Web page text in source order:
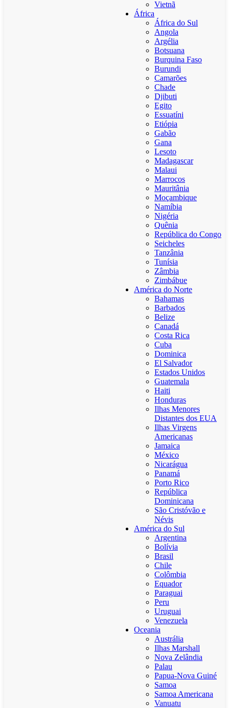
Vietnã
África
África do Sul
Angola
Argélia
Botsuana
Burquina Faso
Burundi
Camarões
Chade
Djibuti
Egito
Essuatíni
Etiópia
Gabão
Gana
Lesoto
Madagascar
Malaui
Marrocos
Mauritânia
Moçambique
Namíbia
Nigéria
Quênia
República do Congo
Seicheles
Tanzânia
Tunísia
Zâmbia
Zimbábue
América do Norte
Bahamas
Barbados
Belize
Canadá
Costa Rica
Cuba
Dominica
El Salvador
Estados Unidos
Guatemala
Haiti
Honduras
Ilhas Menores
Distantes dos EUA
Ilhas Virgens
Americanas
Jamaica
México
Nicarágua
Panamá
Porto Rico
República
Dominicana
São Cristóvão e
Névis
América do Sul
Argentina
Bolívia
Brasil
Chile
Colômbia
Equador
Paraguai
Peru
Uruguai
Venezuela
Oceania
Austrália
Ilhas Marshall
Nova Zelândia
Palau
Papua-Nova Guiné
Samoa
Samoa Americana
Vanuatu